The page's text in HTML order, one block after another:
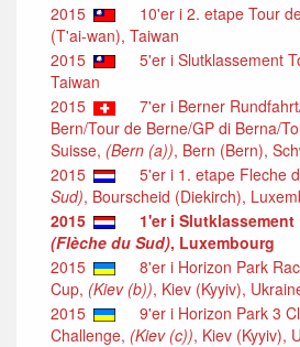
2015
10'er i 2. etape Tour
(T'ai-wan), Taiwan
2015
5'er i Slutklassement
Taiwan
2015
7'er i Berner
Bern/Tour de Berne/GP di Berna/
Suisse, (Bern (a)), Bern (Bern),
2015
5'er i 1. etape Fleche
Sud), Bourscheid (Diekirch),
2015
1'er i
(Flèche du Sud), Luxembourg
2015
8'er i Horizon Park
Cup, (Kiev (b)), Kiev (Kyyiv),
2015
9'er i Horizon Park 3
Challenge, (Kiev (c)), Kiev (Kyyiv),